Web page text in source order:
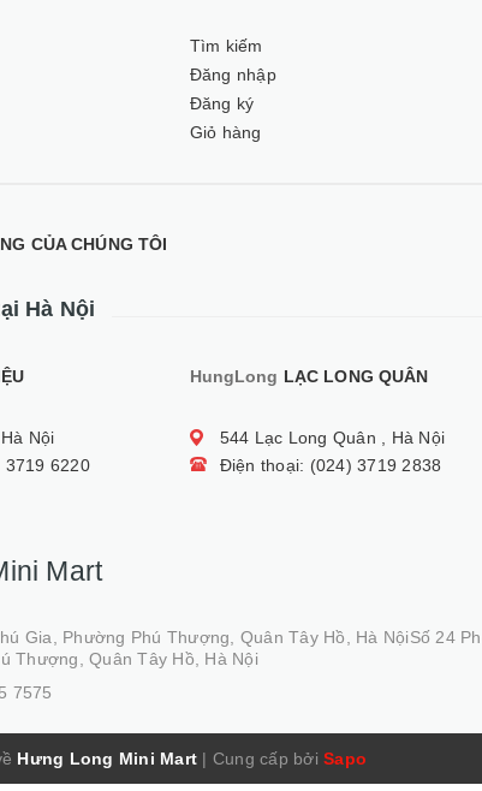
Tìm kiếm
Đăng nhập
Đăng ký
Giỏ hàng
CỦA CHÚNG TÔI
Hà Nội
Nội
6220
HungLong LẠC LONG QUÂN
544 Lạc Long Quân , Hà Nội
Điện thoại: (024) 3719 2838
Mart
Gia, Phường Phú Thượng, Quân Tây Hồ, Hà NộiSố 24
Thượng, Quân Tây Hồ, Hà Nội
7575
Hưng Long Mini Mart | Cung cấp bởi Sapo